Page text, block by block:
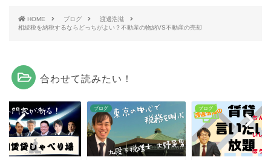
HOME ブログ
渡邊浩滋
相続税を納税するならどっちがよい？不動産の物納VS不動産の売却
合わせて読みたい！
ブログ ブログ